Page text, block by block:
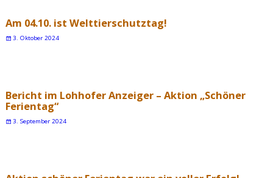
Am 04.10. ist Welttierschutztag!
3. Oktober 2024
Bericht im Lohhofer Anzeiger – Aktion „Schöner
Ferientag“
3. September 2024